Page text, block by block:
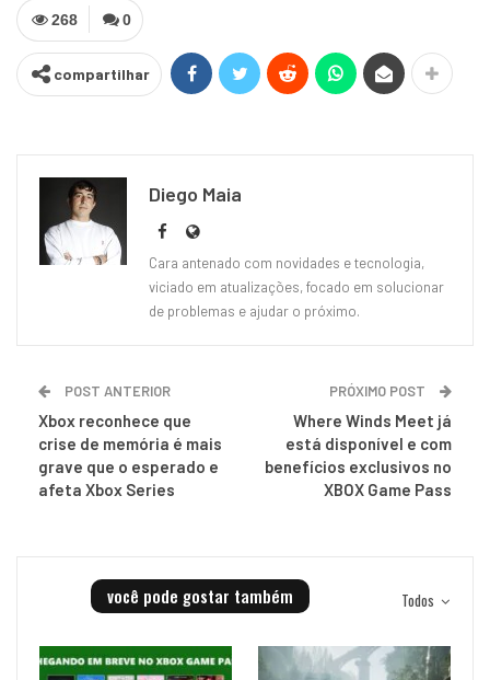
0
268
compartilhar
Diego Maia
Cara antenado com novidades e tecnologia,
viciado em atualizações, focado em solucionar
de problemas e ajudar o próximo.
POST ANTERIOR
Xbox reconhece que
crise de memória é mais
grave que o esperado e
afeta Xbox Series
PRÓXIMO POST
Where Winds Meet já
está disponível e com
benefícios exclusivos no
XBOX Game Pass
Todos
você pode gostar também